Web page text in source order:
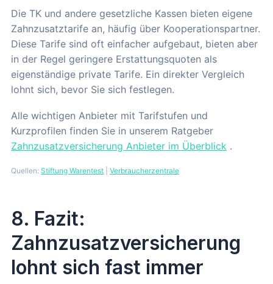
Die TK und andere gesetzliche Kassen bieten eigene
Zahnzusatztarife an, häufig über Kooperationspartner.
Diese Tarife sind oft einfacher aufgebaut, bieten aber
in der Regel geringere Erstattungsquoten als
eigenständige private Tarife. Ein direkter Vergleich
lohnt sich, bevor Sie sich festlegen.
Alle wichtigen Anbieter mit Tarifstufen und
Kurzprofilen finden Sie in unserem Ratgeber
Zahnzusatzversicherung Anbieter im Überblick .
Quellen: Stiftung Warentest Verbraucherzentrale
8. Fazit:
Zahnzusatzversicherung
lohnt sich fast immer